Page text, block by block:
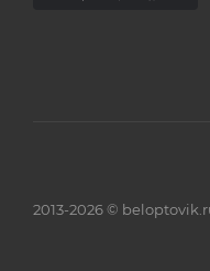
2013-2026 ©